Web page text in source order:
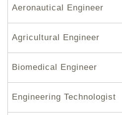
Aeronautical Engineer
Agricultural Engineer
Biomedical Engineer
Engineering Technologist